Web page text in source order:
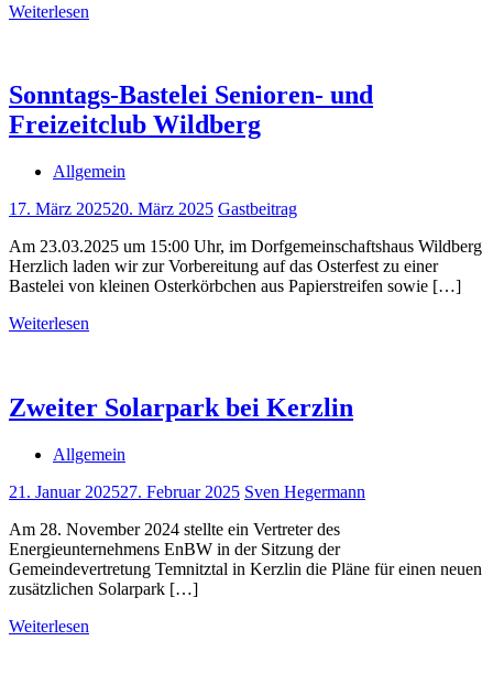
Weiterlesen
Sonntags-Bastelei Senioren- und
Freizeitclub Wildberg
Allgemein
17. März 202520. März 2025 Gastbeitrag
Am 23.03.2025 um 15:00 Uhr, im Dorfgemeinschaftshaus Wildberg
Herzlich laden wir zur Vorbereitung auf das Osterfest zu einer
Bastelei von kleinen Osterkörbchen aus Papierstreifen sowie […]
Weiterlesen
Zweiter Solarpark bei Kerzlin
Allgemein
21. Januar 202527. Februar 2025 Sven Hegermann
Am 28. November 2024 stellte ein Vertreter des
Energieunternehmens EnBW in der Sitzung der
Gemeindevertretung Temnitztal in Kerzlin die Pläne für einen neuen
zusätzlichen Solarpark […]
Weiterlesen